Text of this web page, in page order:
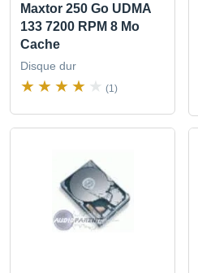
Maxtor 250 Go UDMA
133 7200 RPM 8 Mo
Cache
Disque dur
(1)